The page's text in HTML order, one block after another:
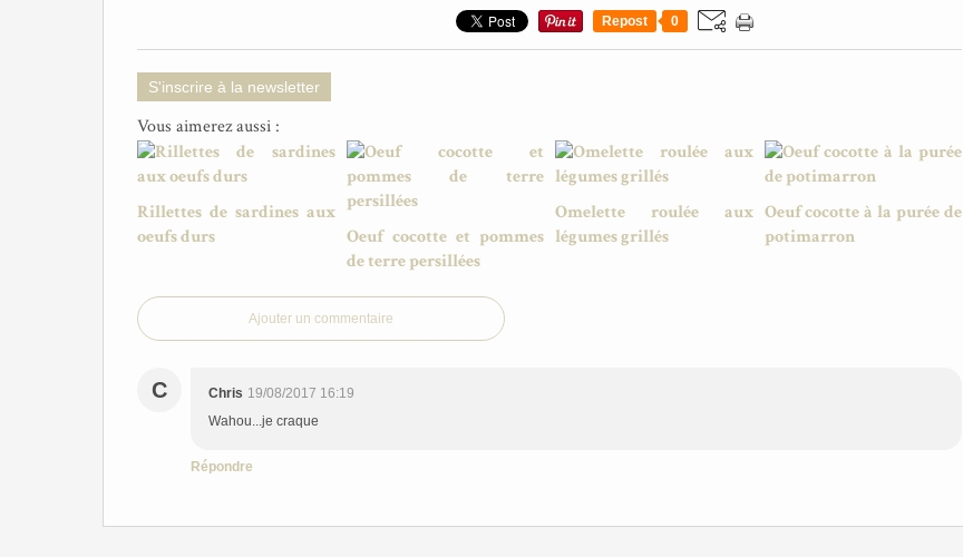
Repost 0
S'inscrire à la newsletter
Vous aimerez aussi :
Rillettes de sardines aux
oeufs durs
Oeuf cocotte et pommes
de terre persillées
Omelette roulée aux
légumes grillés
Oeuf cocotte à la purée de
potimarron
Ajouter un commentaire
C Chris 19/08/2017 16:19
Wahou...je craque
Répondre